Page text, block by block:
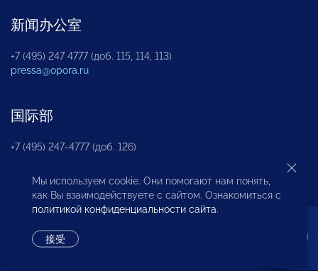
新闻办公室
+7 (495) 247 4777 (доб. 115, 114, 113)
pressa@opora.ru
国际部
+7 (495) 247-4777 (доб. 126)
商投权益保护部
Мы используем cookie. Они помогают нам понять,
как Вы взаимодействуете с сайтом. Ознакомиться с
политикой конфиденциальности сайта.
接受